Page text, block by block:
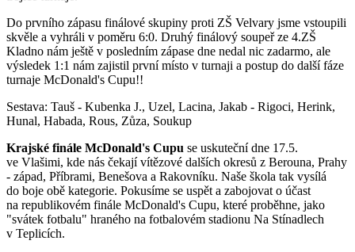
Do prvního zápasu finálové skupiny proti ZŠ Velvary jsme vstoupili
skvěle a vyhráli v poměru 6:0. Druhý finálový soupeř ze 4.ZŠ
Kladno nám ještě v posledním zápase dne nedal nic zadarmo, ale
výsledek 1:1 nám zajistil první místo v turnaji a postup do další fáze
turnaje McDonald's Cupu!!
Sestava: Tauš - Kubenka J., Uzel, Lacina, Jakab - Rigoci, Herink,
Hunal, Habada, Rous, Zůza, Soukup
Krajské finále McDonald's Cupu se uskuteční dne 17.5.
ve Vlašimi, kde nás čekají vítězové dalších okresů z Berouna, Prahy
- západ, Příbrami, Benešova a Rakovníku. Naše škola tak vysílá
do boje obě kategorie. Pokusíme se uspět a zabojovat o účast
na republikovém finále McDonald's Cupu, které proběhne, jako
"svátek fotbalu" hraného na fotbalovém stadionu Na Stínadlech
v Teplicích.